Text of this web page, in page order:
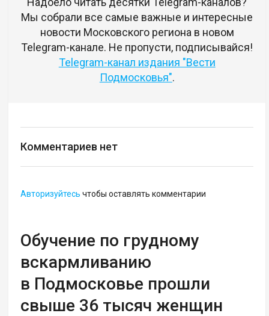
Мы собрали все самые важные и интересные
новости Московского региона в новом
Telegram-канале. Не пропусти, подписывайся!
Telegram-канал издания "Вести
Подмосковья".
Комментариев нет
Авторизуйтесь чтобы оставлять комментарии
Обучение по грудному
вскармливанию
в Подмосковье прошли
свыше 36 тысяч женщин